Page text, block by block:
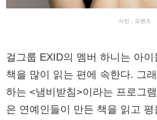
사진 : 오렌즈
걸그룹 EXID의 멤버 하니는 아
책을 많이 읽는 편에 속한다. 그
하는 <냄비받침>이라는 프로그
은 연예인들이 만든 책을 읽고